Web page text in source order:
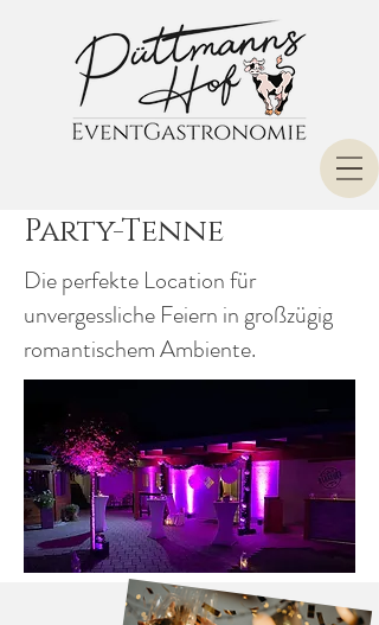
Party-Tenne
Die perfekte Location für
unvergessliche Feiern in großzügig
romantischem Ambiente.